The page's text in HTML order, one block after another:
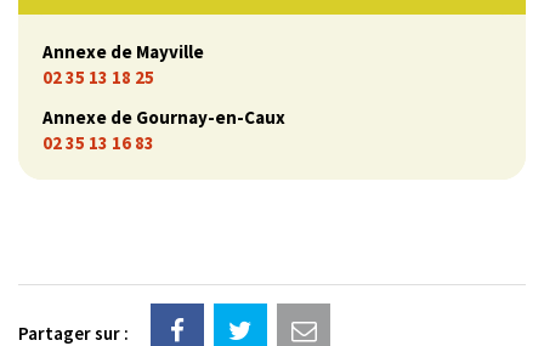
Annexe de Mayville
02 35 13 18 25
Annexe de Gournay-en-Caux
02 35 13 16 83
Partager sur :